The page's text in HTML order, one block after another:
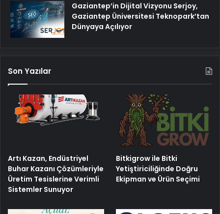
Gaziantep’in Dijital Vizyonu Serjoy,
Gaziantep Üniversitesi Teknopark’tan
Dünyaya Açılıyor
Son Yazılar
Artı Kazan, Endüstriyel
Buhar Kazanı Çözümleriyle
Üretim Tesislerine Verimli
Sistemler Sunuyor
Bitkigrow ile Bitki
Yetiştiriciliğinde Doğru
Ekipman ve Ürün Seçimi